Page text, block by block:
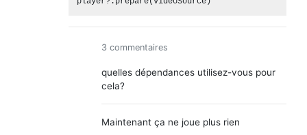
3 commentaires
quelles dépendances utilisez-vous pour
cela?
Maintenant ça ne joue plus rien